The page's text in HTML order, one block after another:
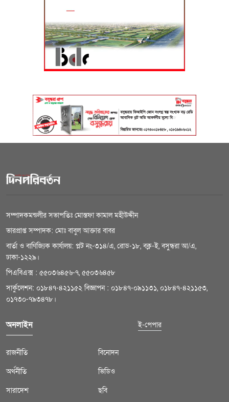
সম্পাদকমন্ডলীর সভাপতিঃ মোস্তফা কামাল মহীউদ্দীন
ভারপ্রাপ্ত সম্পাদক: মোঃ বাবুল আক্তার বাবর
বার্তা ও বাণিজ্যিক কার্যালয়: প্লট নং-৩১৪/এ, রোড-১৮, বক্ল-ই, বসুন্ধরা আ/এ,
ঢাকা-১২২৯।
পিএবিএক্স : ৫৫০৩৬৪৫৬-৭, ৫৫০৩৬৪৫৮
সার্কুলেশন: ০১৮৪৭-৪২১১৫২ বিজ্ঞাপন : ০১৮৪৭-০৯১১৩১, ০১৮৪৭-৪২১১৫৩,
০১৭৩০-৭৯৩৪৭৮।
অনলাইন ই-পেপার
রাজনীতি
অর্থনীতি
সারাদেশ
বিনোদন
ভিডিও
ছবি